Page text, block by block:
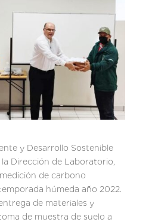
y Desarrollo Sostenible
Dirección de Laboratorio,
de carbono
húmeda año 2022.
de materiales y
de muestra de suelo a